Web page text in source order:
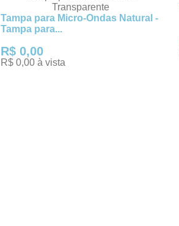
Tampa para Micro-Ondas Natural -
Tampa para...
R$ 0,00
R$ 0,00 à vista